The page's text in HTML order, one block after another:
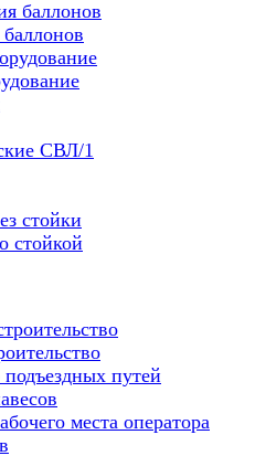
СВЛ/1
стойки
стойкой
подъездных путей
места оператора